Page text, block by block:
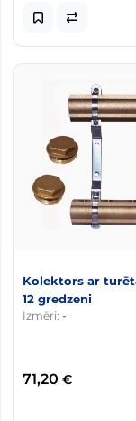
Kolektors ar
12 gredzeni
Izmēri: -
71,20 €